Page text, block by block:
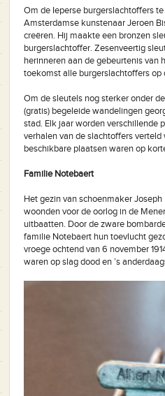
Om de Ieperse burgerslachtoffers
Amsterdamse kunstenaar Jeroen
creëren. Hij maakte een bronzen
burgerslachtoffer. Zesenveertig
herinneren aan de gebeurtenis van
toekomst alle burgerslachtoffers op
Om de sleutels nog sterker onder
(gratis) begeleide wandelingen
stad. Elk jaar worden verschillende
verhalen van de slachtoffers
beschikbare plaatsen waren op
Familie Notebaert
Het gezin van schoenmaker
woonden voor de oorlog in de
uitbaatten. Door de zware
familie Notebaert hun toevlucht
vroege ochtend van 6 november
waren op slag dood en ’s